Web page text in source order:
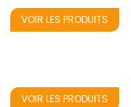
VOIR LES PRODUITS
VOIR LES PRODUITS